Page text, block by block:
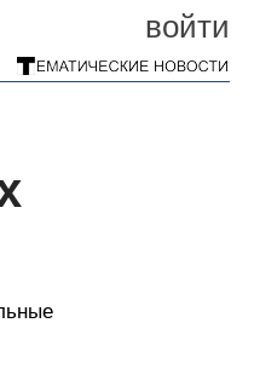
войти